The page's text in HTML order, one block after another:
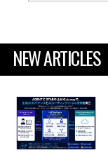
NEW ARTICLES